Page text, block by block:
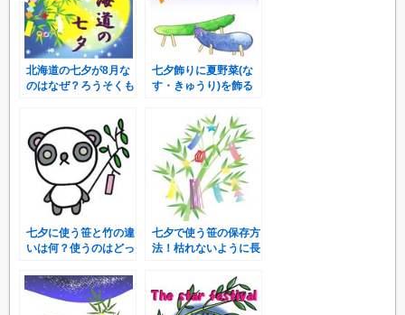
北海道の七夕が8月な
のはなぜ？ろうそくも
七夕飾りに夏野菜(な
す・きゅうり)を飾る
七夕に使う笹と竹の違
いは何？使うのはどっ
七夕で使う笹の保存方
法！枯れないように長